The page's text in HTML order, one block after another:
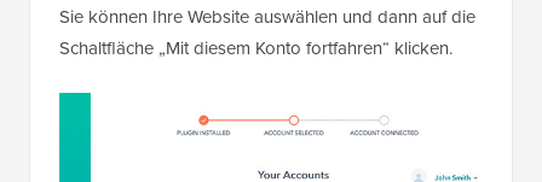
Sie können Ihre Website auswählen und dann auf die
Schaltfläche „Mit diesem Konto fortfahren“ klicken.